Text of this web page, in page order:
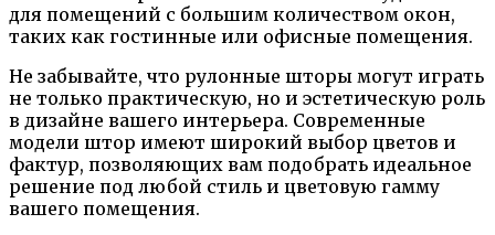
для помещений с большим количеством окон,
таких как гостинные или офисные помещения.
Не забывайте, что рулонные шторы могут играть
не только практическую, но и эстетическую роль
в дизайне вашего интерьера. Современные
модели штор имеют широкий выбор цветов и
фактур, позволяющих вам подобрать идеальное
решение под любой стиль и цветовую гамму
вашего помещения.